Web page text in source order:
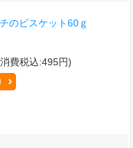
のビスケット60ｇ
費税込:495円)